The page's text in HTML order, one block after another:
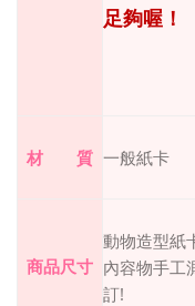
足夠喔！
材 質 一般紙卡
商品尺寸
動物造型紙
內容物手工
訂!